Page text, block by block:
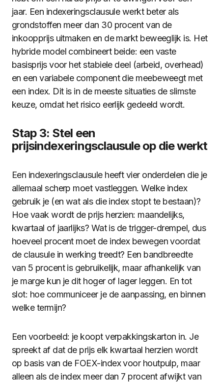
jaar. Een indexeringsclausule werkt beter als
grondstoffen meer dan 30 procent van de
inkoopprijs uitmaken en de markt beweeglijk is. Het
hybride model combineert beide: een vaste
basisprijs voor het stabiele deel (arbeid, overhead)
en een variabele component die meebeweegt met
een index. Dit is in de meeste situaties de slimste
keuze, omdat het risico eerlijk gedeeld wordt.
Stap 3: Stel een
prijsindexeringsclausule op die werkt
Een indexeringsclausule heeft vier onderdelen die je
allemaal scherp moet vastleggen. Welke index
gebruik je (en wat als die index stopt te bestaan)?
Hoe vaak wordt de prijs herzien: maandelijks,
kwartaal of jaarlijks? Wat is de trigger-drempel, dus
hoeveel procent moet de index bewegen voordat
de clausule in werking treedt? Een bandbreedte
van 5 procent is gebruikelijk, maar afhankelijk van
je marge kun je dit hoger of lager leggen. En tot
slot: hoe communiceer je de aanpassing, en binnen
welke termijn?
Een voorbeeld: je koopt verpakkingskarton in. Je
spreekt af dat de prijs elk kwartaal herzien wordt
op basis van de FOEX-index voor houtpulp, maar
alleen als de index meer dan 7 procent afwijkt van